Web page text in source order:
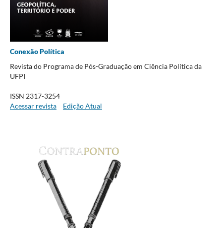
Conexão Política
Revista do Programa de Pós-Graduação em Ciência Política da
UFPI
ISSN 2317-3254
Acessar revista
Edição Atual